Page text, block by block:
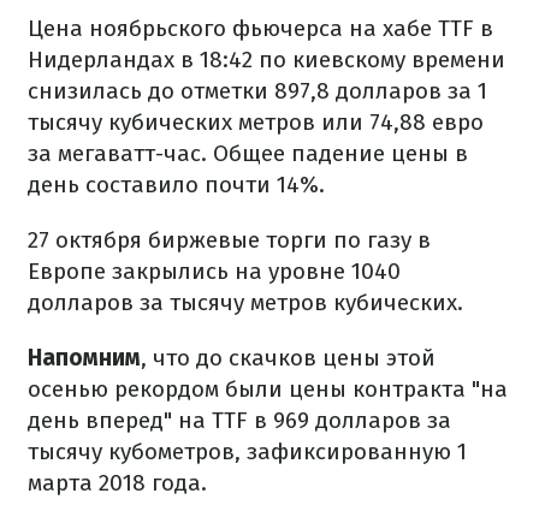
Цена ноябрьского фьючерса на хабе TTF в
Нидерландах в 18:42 по киевскому времени
снизилась до отметки 897,8 долларов за 1
тысячу кубических метров или 74,88 евро
за мегаватт-час. Общее падение цены в
день составило почти 14%.
27 октября биржевые торги по газу в
Европе закрылись на уровне 1040
долларов за тысячу метров кубических.
Напомним, что до скачков цены этой
осенью рекордом были цены контракта "на
день вперед" на TTF в 969 долларов за
тысячу кубометров, зафиксированную 1
марта 2018 года.